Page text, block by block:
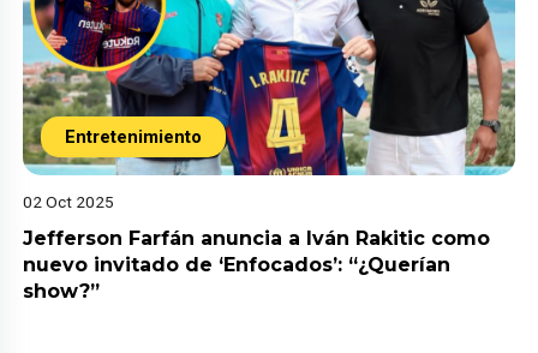
Entretenimiento
02 Oct 2025
Jefferson Farfán anuncia a Iván Rakitic como
nuevo invitado de ‘Enfocados’: “¿Querían
show?”